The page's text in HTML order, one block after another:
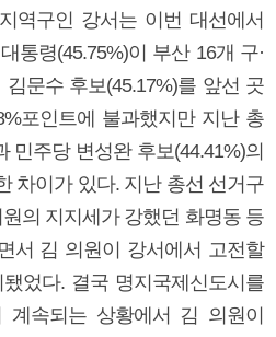
역구인 강서는 이번 대선에서
통령(45.75%)이 부산 16개 구·
문수 후보(45.17%)를 앞선 곳
포인트에 불과했지만 지난 총
민주당 변성완 후보(44.41%)의
차이가 있다. 지난 총선 선거구
의 지지세가 강했던 화명동 등
서 김 의원이 강서에서 고전할
었다. 결국 명지국제신도시를
계속되는 상황에서 김 의원이